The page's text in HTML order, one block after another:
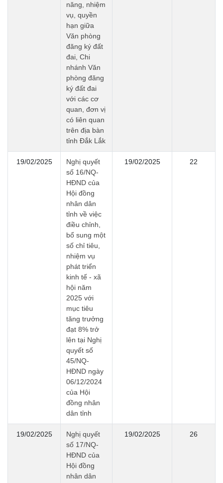
năng, nhiệm
vụ, quyền
hạn giữa
Văn phòng
đăng ký đất
đai, Chi
nhánh Văn
phòng đăng
ký đất đai
với các cơ
quan, đơn vị
có liên quan
trên địa bàn
tỉnh Đắk Lắk
19/02/2025
Nghị quyết
số 16/NQ-
HĐND của
Hội đồng
nhân dân
tỉnh về việc
điều chỉnh,
bổ sung một
số chỉ tiêu,
nhiệm vụ
phát triển
kinh tế - xã
hội năm
2025 với
mục tiêu
tăng trưởng
đạt 8% trở
lên tại Nghị
quyết số
45/NQ-
HĐND ngày
06/12/2024
của Hội
đồng nhân
dân tỉnh
19/02/2025 22
19/02/2025
Nghị quyết
số 17/NQ-
HĐND của
Hội đồng
nhân dân
19/02/2025 26